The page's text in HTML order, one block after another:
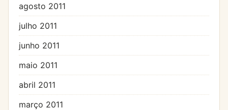
agosto 2011
julho 2011
junho 2011
maio 2011
abril 2011
março 2011